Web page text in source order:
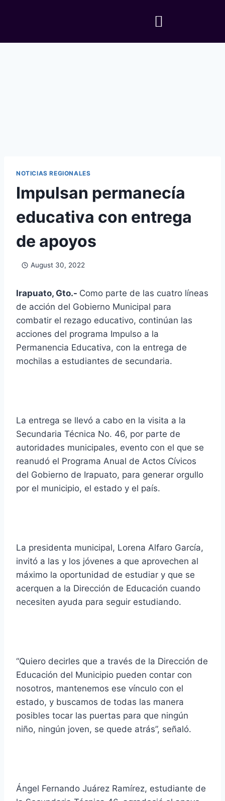
NOTICIAS REGIONALES
Impulsan permanecía
educativa con entrega
de apoyos
August 30, 2022
Irapuato, Gto.- Como parte de las cuatro líneas
de acción del Gobierno Municipal para
combatir el rezago educativo, continúan las
acciones del programa Impulso a la
Permanencia Educativa, con la entrega de
mochilas a estudiantes de secundaria.
La entrega se llevó a cabo en la visita a la
Secundaria Técnica No. 46, por parte de
autoridades municipales, evento con el que se
reanudó el Programa Anual de Actos Cívicos
del Gobierno de Irapuato, para generar orgullo
por el municipio, el estado y el país.
La presidenta municipal, Lorena Alfaro García,
invitó a las y los jóvenes a que aprovechen al
máximo la oportunidad de estudiar y que se
acerquen a la Dirección de Educación cuando
necesiten ayuda para seguir estudiando.
“Quiero decirles que a través de la Dirección de
Educación del Municipio pueden contar con
nosotros, mantenemos ese vínculo con el
estado, y buscamos de todas las manera
posibles tocar las puertas para que ningún
niño, ningún joven, se quede atrás”, señaló.
Ángel Fernando Juárez Ramírez, estudiante de